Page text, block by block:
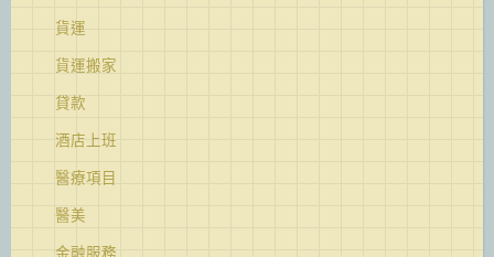
貨運
貨運搬家
貸款
酒店上班
醫療項目
醫美
金融服務